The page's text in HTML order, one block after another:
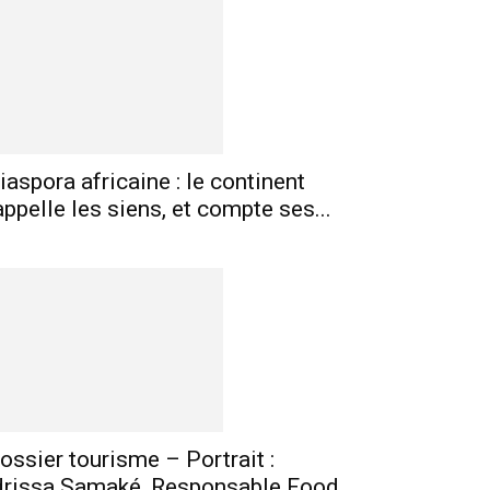
Telegram
africaine : le continent
les siens, et compte ses...
tourisme – Portrait :